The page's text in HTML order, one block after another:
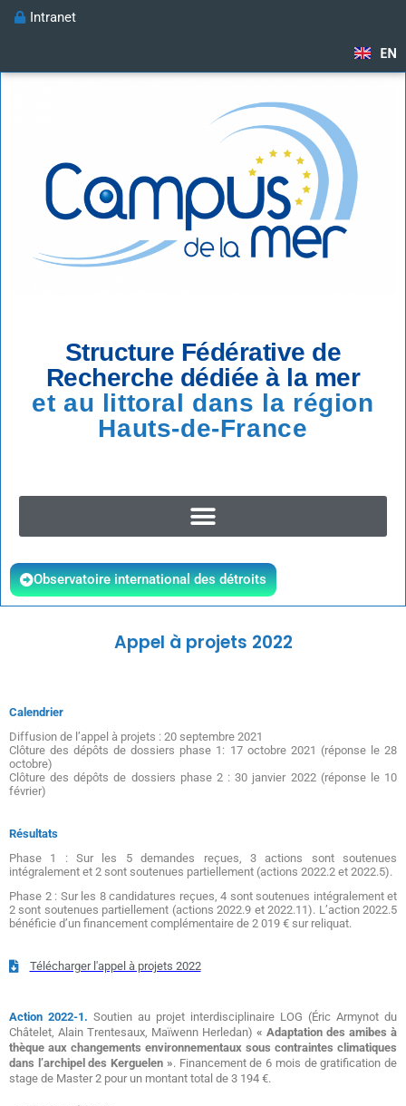
Intranet
EN
Structure Fédérative de
Recherche dédiée à la mer
et au littoral dans la région
Hauts-de-France
Observatoire international des détroits
Appel à projets 2022
Calendrier
Diffusion de l’appel à projets : 20 septembre 2021
Clôture des dépôts de dossiers phase 1: 17 octobre 2021 (réponse le 28
octobre)
Clôture des dépôts de dossiers phase 2 : 30 janvier 2022 (réponse le 10
février)
Résultats
Phase 1 : Sur les 5 demandes reçues, 3 actions sont soutenues
intégralement et 2 sont soutenues partiellement (actions 2022.2 et 2022.5).
Phase 2 : Sur les 8 candidatures reçues, 4 sont soutenues intégralement et
2 sont soutenues partiellement (actions 2022.9 et 2022.11). L’action 2022.5
bénéficie d’un financement complémentaire de 2 019 € sur reliquat.
Télécharger l'appel à projets 2022
Action 2022-1. Soutien au projet interdisciplinaire LOG (Éric Armynot du
Châtelet, Alain Trentesaux, Maïwenn Herledan) « Adaptation des amibes à
thèque aux changements environnementaux sous contraintes climatiques
dans l’archipel des Kerguelen ». Financement de 6 mois de gratification de
stage de Master 2 pour un montant total de 3 194 €.